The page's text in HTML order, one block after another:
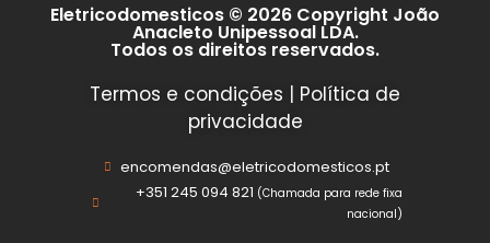
Eletricodomesticos © 2026 Copyright João
Anacleto Unipessoal LDA.
Todos os direitos reservados.
Termos e condições | Política de
privacidade
encomendas@eletricodomesticos.pt
+351 245 094 821 (Chamada para rede fixa
nacional)